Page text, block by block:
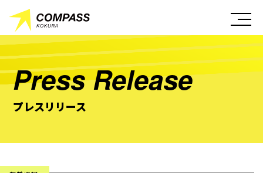
Press Release
プレスリリース